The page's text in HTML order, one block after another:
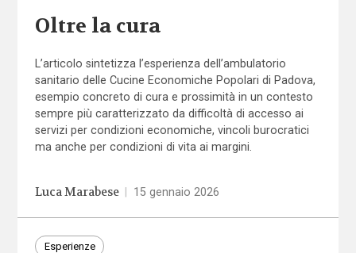
Oltre la cura
L’articolo sintetizza l’esperienza dell’ambulatorio
sanitario delle Cucine Economiche Popolari di Padova,
esempio concreto di cura e prossimità in un contesto
sempre più caratterizzato da difficoltà di accesso ai
servizi per condizioni economiche, vincoli burocratici
ma anche per condizioni di vita ai margini.
Luca Marabese 15 gennaio 2026
Esperienze